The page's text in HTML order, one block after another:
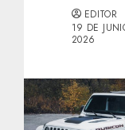
EDITOR
19 DE
2026